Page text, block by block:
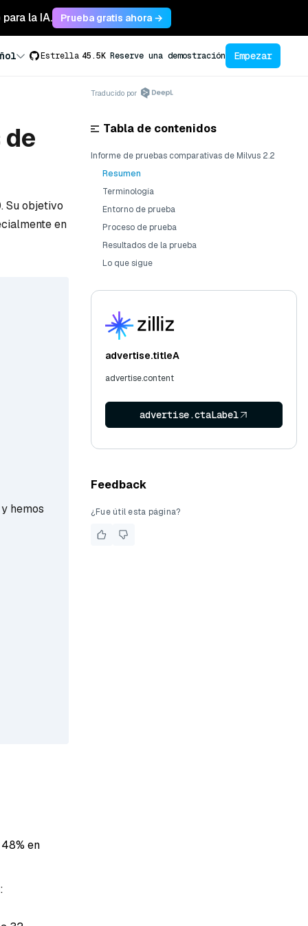
la IA. Prueba gratis ahora →
Estrella 45.5K Reserve una demostración Empezar
Su objetivo
en
hemos
en
Traducido por
Tabla de contenidos
Informe de pruebas comparativas de Milvus 2.2
Resumen
Terminología
Entorno de prueba
Proceso de prueba
Resultados de la prueba
Lo que sigue
advertise.titleA
advertise.content
advertise.ctaLabel
Feedback
¿Fue útil esta página?